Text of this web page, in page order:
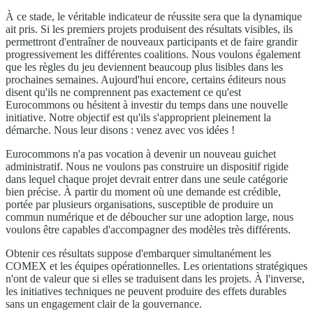
À ce stade, le véritable indicateur de réussite sera que la dynamique
ait pris. Si les premiers projets produisent des résultats visibles, ils
permettront d'entraîner de nouveaux participants et de faire grandir
progressivement les différentes coalitions. Nous voulons également
que les règles du jeu deviennent beaucoup plus lisibles dans les
prochaines semaines. Aujourd'hui encore, certains éditeurs nous
disent qu'ils ne comprennent pas exactement ce qu'est
Eurocommons ou hésitent à investir du temps dans une nouvelle
initiative. Notre objectif est qu'ils s'approprient pleinement la
démarche. Nous leur disons : venez avec vos idées !
Eurocommons n'a pas vocation à devenir un nouveau guichet
administratif. Nous ne voulons pas construire un dispositif rigide
dans lequel chaque projet devrait entrer dans une seule catégorie
bien précise. À partir du moment où une demande est crédible,
portée par plusieurs organisations, susceptible de produire un
commun numérique et de déboucher sur une adoption large, nous
voulons être capables d'accompagner des modèles très différents.
Obtenir ces résultats suppose d'embarquer simultanément les
COMEX et les équipes opérationnelles. Les orientations stratégiques
n'ont de valeur que si elles se traduisent dans les projets. À l'inverse,
les initiatives techniques ne peuvent produire des effets durables
sans un engagement clair de la gouvernance.